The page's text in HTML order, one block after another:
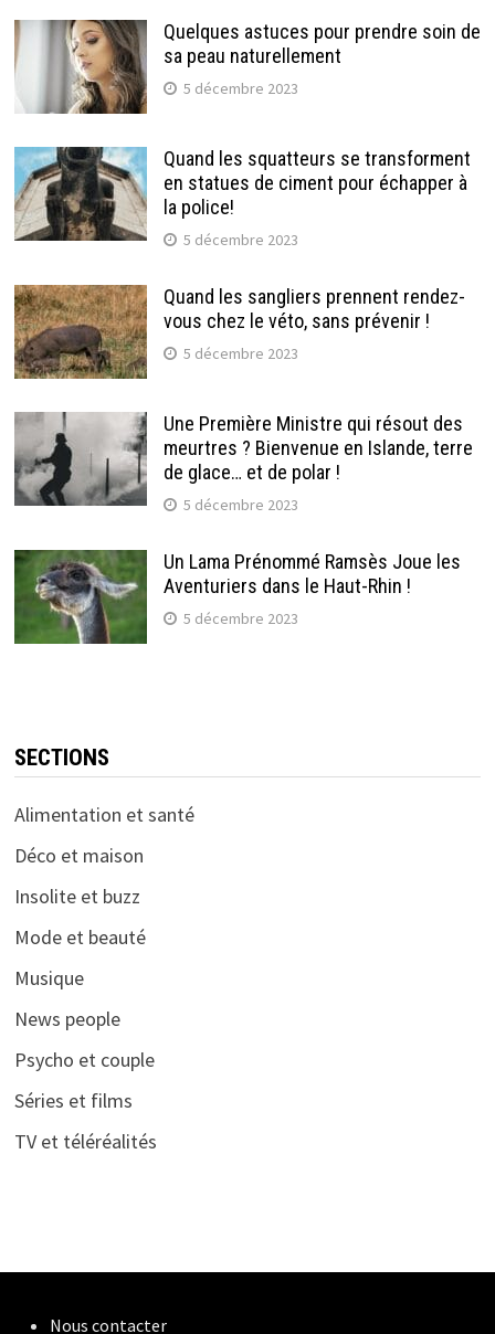
Quelques astuces pour prendre soin de
sa peau naturellement
5 décembre 2023
Quand les squatteurs se transforment
en statues de ciment pour échapper à
la police!
5 décembre 2023
Quand les sangliers prennent rendez-
vous chez le véto, sans prévenir !
5 décembre 2023
Une Première Ministre qui résout des
meurtres ? Bienvenue en Islande, terre
de glace… et de polar !
5 décembre 2023
Un Lama Prénommé Ramsès Joue les
Aventuriers dans le Haut-Rhin !
5 décembre 2023
SECTIONS
Alimentation et santé
Déco et maison
Insolite et buzz
Mode et beauté
Musique
News people
Psycho et couple
Séries et films
TV et téléréalités
Nous contacter